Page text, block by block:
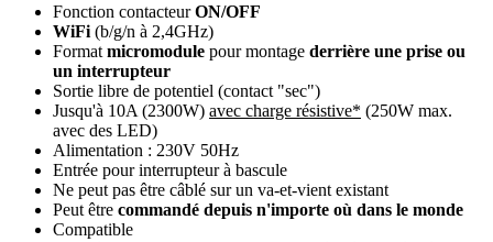
Fonction contacteurON/OFF
WiFi (b/g/n à 2,4GHz)
Format micromodule pour montage derrière une prise ou
un interrupteur
Sortie libre de potentiel (contact "sec")
Jusqu'à 10A (2300W) avec charge résistive* (250W max.
avec des LED)
Alimentation : 230V 50Hz
Entrée pour interrupteurà bascule
Ne peut pas être câblé sur un va-et-vient existant
Peut être commandé depuis n'importe où dans le monde
Compatible